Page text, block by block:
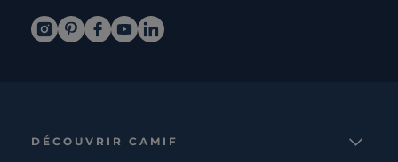
DÉCOUVRIR CAMIF